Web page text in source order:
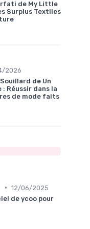
de My Little
Surplus Textiles
2026
de Un
Réussir dans la
de mode faits
• 12/06/2025
de ycoo pour